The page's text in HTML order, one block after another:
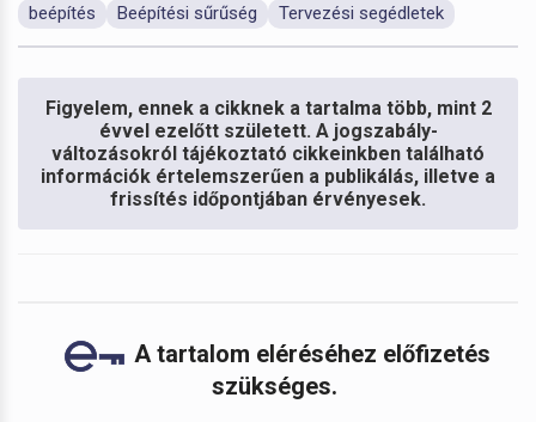
beépítés Beépítési sűrűség Tervezési segédletek
Figyelem, ennek a cikknek a tartalma több, mint 2
évvel ezelőtt született. A jogszabály-
változásokról tájékoztató cikkeinkben található
információk értelemszerűen a publikálás, illetve a
frissítés időpontjában érvényesek.
A tartalom eléréséhez előfizetés
szükséges.